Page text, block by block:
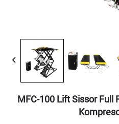
MFC-100 Lift Sissor Full